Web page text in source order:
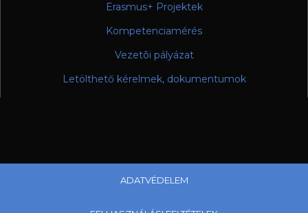
Erasmus+ Projektek
Kompetenciamérés
Vezetõi pályázat
Letölthető kérelmek, dokumentumok
ADATVÉDELEM